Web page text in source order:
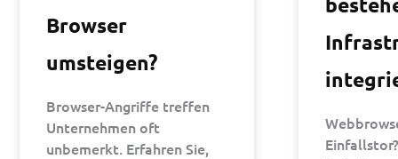
Browser
umsteigen?
Browser-Angriffe treffen
Unternehmen oft
unbemerkt. Erfahren Sie,